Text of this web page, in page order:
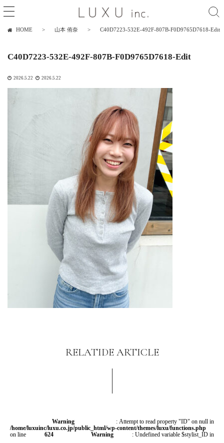
HOME 山本 侑奈 C40D7223-532E-492F-807B-F0D9765D7618-Edit
C40D7223-532E-492F-807B-F0D9765D7618-Edit
2026.5.22 2026.5.22
RELATIDE ARTICLE
Warning
: Attempt to read property "ID" on null in
/home/luxuinc/luxu.co.jp/public_html/wp-content/themes/luxu/functions.php
on line
624 Warning
: Undefined variable $stylist_ID in